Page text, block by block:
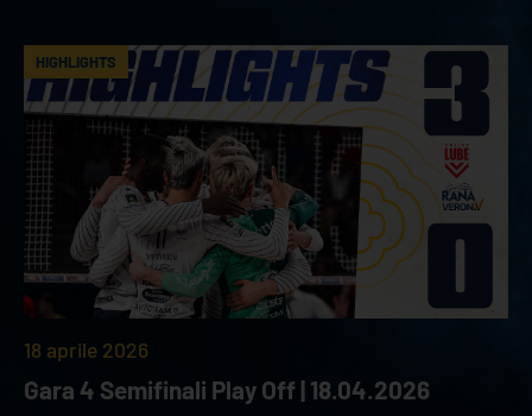
HIGHLIGHTS
18 aprile 2026
Gara 4 Semifinali Play Off | 18.04.2026